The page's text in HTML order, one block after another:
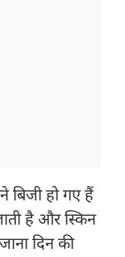
हो गए हैं
है और स्किन
दिन की